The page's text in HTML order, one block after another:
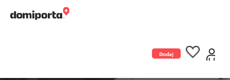
Dodaj